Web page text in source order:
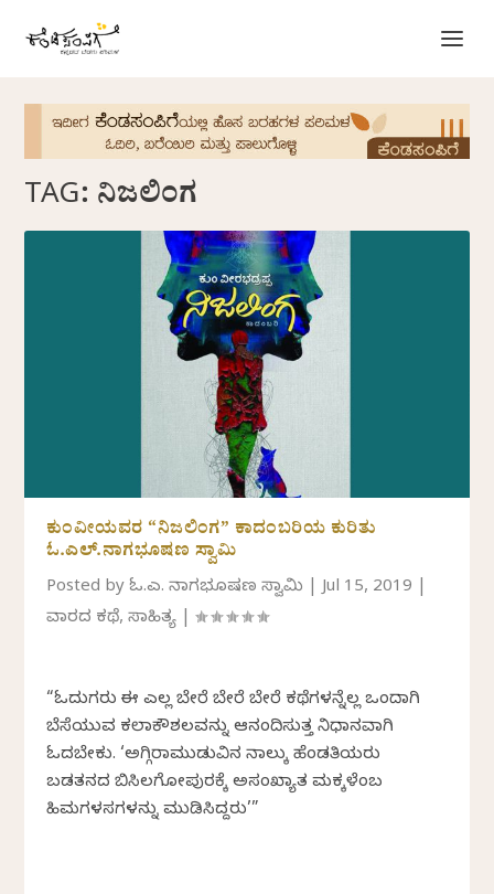
TAG: ನಿಜಲಿಂಗ
ಕುಂವೀಯವರ “ನಿಜಲಿಂಗ” ಕಾದಂಬರಿಯ ಕುರಿತು
ಓ.ಎಲ್.ನಾಗಭೂಷಣ ಸ್ವಾಮಿ
Posted byಓ.ಎಲ್. ನಾಗಭೂಷಣ ಸ್ವಾಮಿ |Jul 15, 2019
ವಾರದ ಕಥೆ,ಸಾಹಿತ್ಯ |
“ಓದುಗರು ಈ ಎಲ್ಲ ಬೇರೆ ಬೇರೆ ಬೇರೆ ಕಥೆಗಳನ್ನೆಲ್ಲ ಒಂದಾಗಿ
ಬೆಸೆಯುವ ಕಲಾಕೌಶಲವನ್ನು ಆನಂದಿಸುತ್ತ ನಿಧಾನವಾಗಿ
ಓದಬೇಕು. ‘ಅಗ್ಗಿರಾಮುಡುವಿನ ನಾಲ್ಕು ಹೆಂಡತಿಯರು
ಬಡತನದ ಬಿಸಿಲಗೋಪುರಕ್ಕೆ ಅಸಂಖ್ಯಾತ ಮಕ್ಕಳೆಂಬ
ಹಿಮಗಳಸಗಳನ್ನು ಮುಡಿಸಿದ್ದರು’”